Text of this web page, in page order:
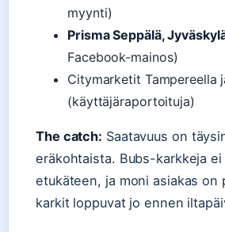
myynti)
Prisma Seppälä,
Facebook-mainos)
Citymarketit Tampereella
(käyttäjäraportoituja)
The catch: Saatavuus on
eräkohtaista. Bubs-karkkeja
etukäteen, ja moni asiakas on
karkit loppuvat jo ennen